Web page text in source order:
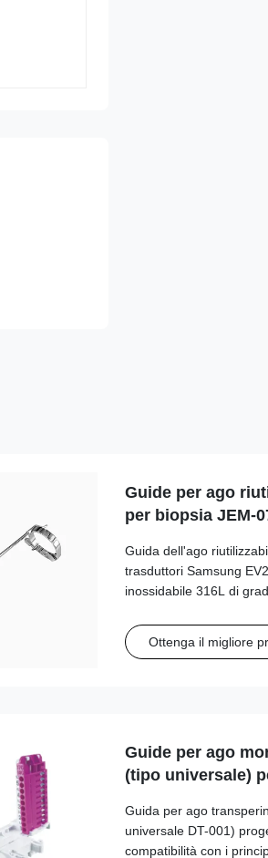
Guide per ago
per biopsia JEM-
Guida dell'ago
trasduttori Samsung
inossidabile 316L di
lungo termine.
Ottenga il migliore
Guide per ago
(tipo universale)
Guida per ago
universale DT-001)
compatibilità con i